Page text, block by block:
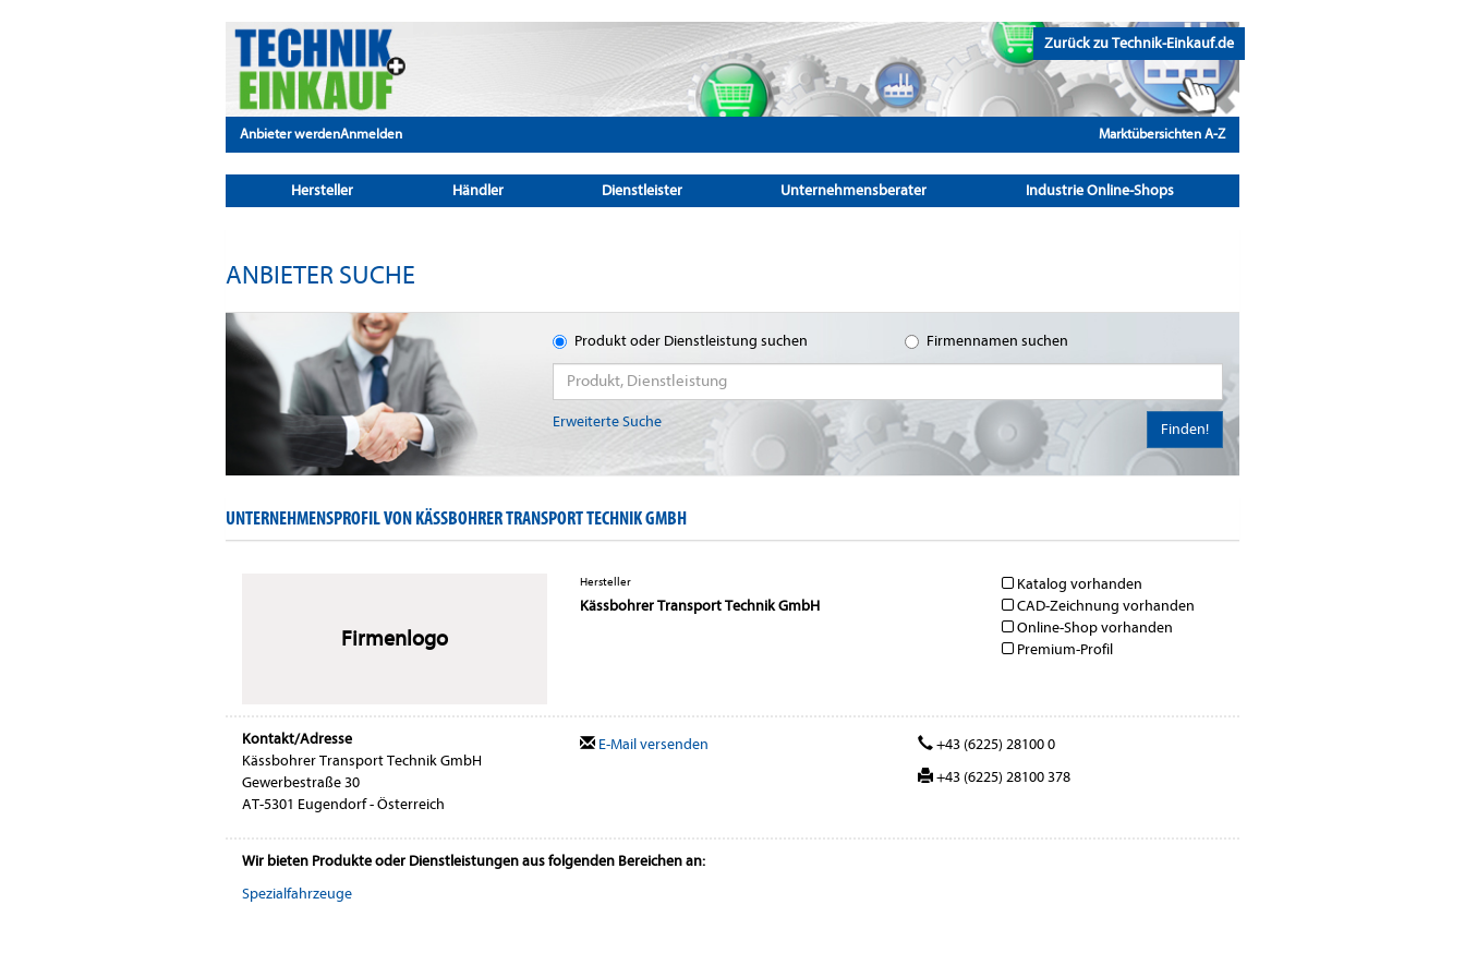
Zurück zu Technik-Einkauf.de
Anbieter werdenAnmelden Marktübersichten A-Z
Hersteller Händler Dienstleister Unternehmensberater Industrie Online-Shops
ANBIETER SUCHE
Produkt oder Dienstleistung suchen Firmennamen suchen
Erweiterte Suche Finden!
UNTERNEHMENSPROFIL VON KÄSSBOHRER TRANSPORT TECHNIK GMBH
Firmenlogo
Hersteller
Kässbohrer Transport Technik GmbH
Katalog vorhanden
CAD-Zeichnung vorhanden
Online-Shop vorhanden
Premium-Profil
Kontakt/Adresse
Kässbohrer Transport Technik GmbH
Gewerbestraße 30
AT-5301 Eugendorf - Österreich
E-Mail versenden
+43 (6225) 28100 0
+43 (6225) 28100 378
Wir bieten Produkte oder Dienstleistungen aus folgenden Bereichen an:
Spezialfahrzeuge